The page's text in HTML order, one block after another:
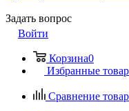
Задать вопрос
Войти
Корзина0
Избранные
Сравнение